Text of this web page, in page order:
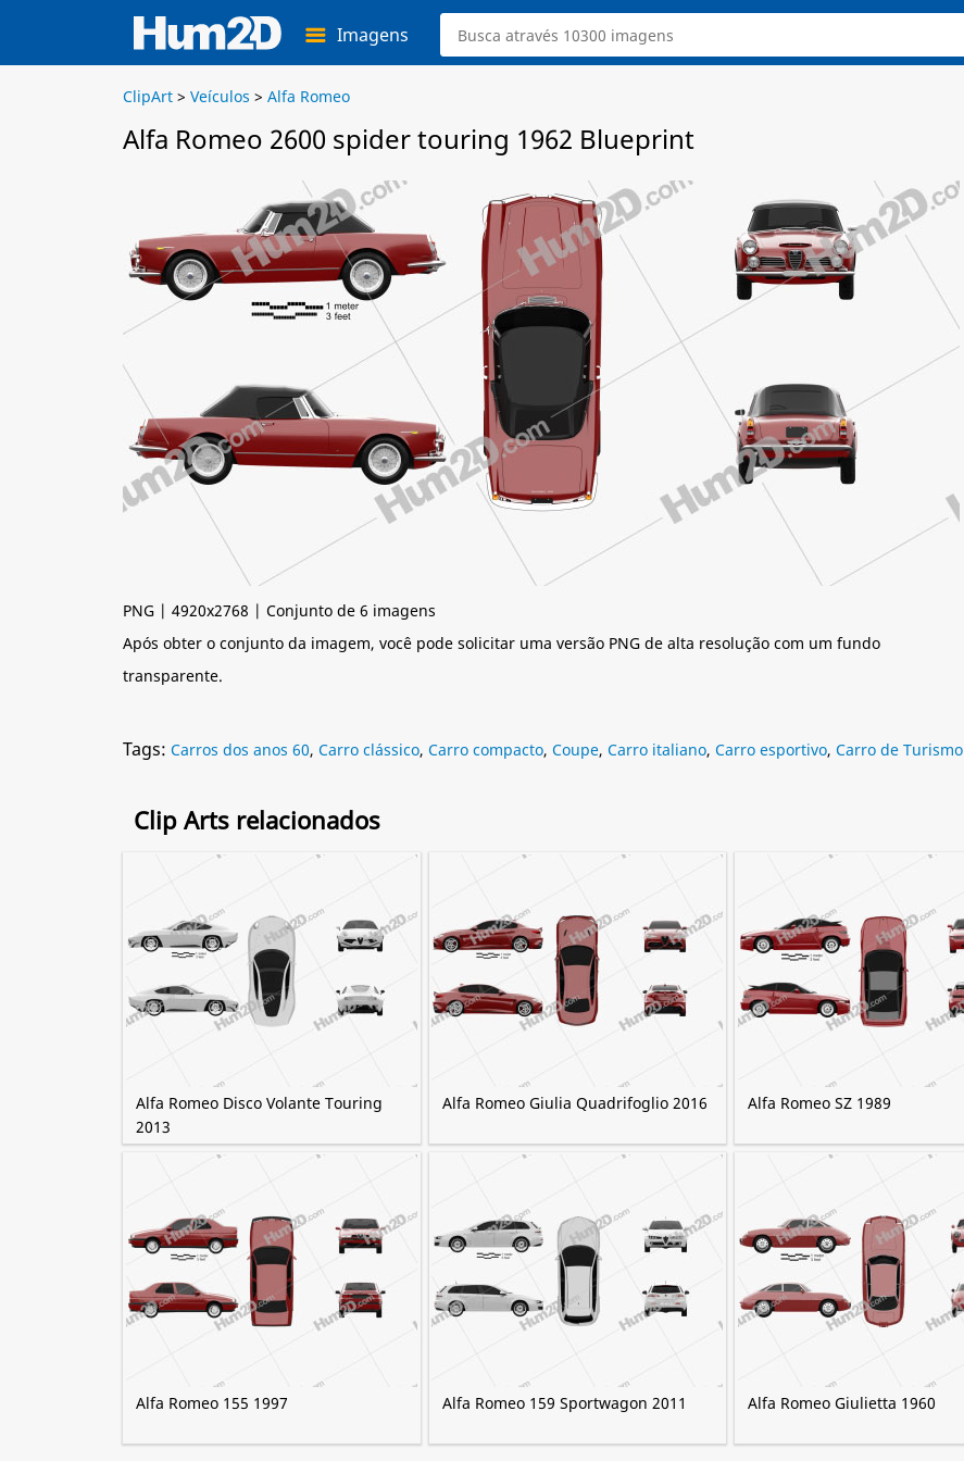
Imagens
ClipArt > Veículos > Alfa Romeo
Alfa Romeo 2600 spider touring 1962 Blueprint
PNG | 4920x2768 | Conjunto de 6 imagens
Após obter o conjunto da imagem, você pode solicitar uma versão PNG de alta resolução com um fundo
transparente.
Tags: Carros dos anos 60, Carro clássico, Carro compacto, Coupe, Carro italiano, Carro esportivo, Carro de Turismo
Clip Arts relacionados
Alfa Romeo Disco Volante Touring
2013
Alfa Romeo Giulia Quadrifoglio 2016 Alfa Romeo SZ 1989
Alfa Romeo 155 1997 Alfa Romeo 159 Sportwagon 2011 Alfa Romeo Giulietta 1960